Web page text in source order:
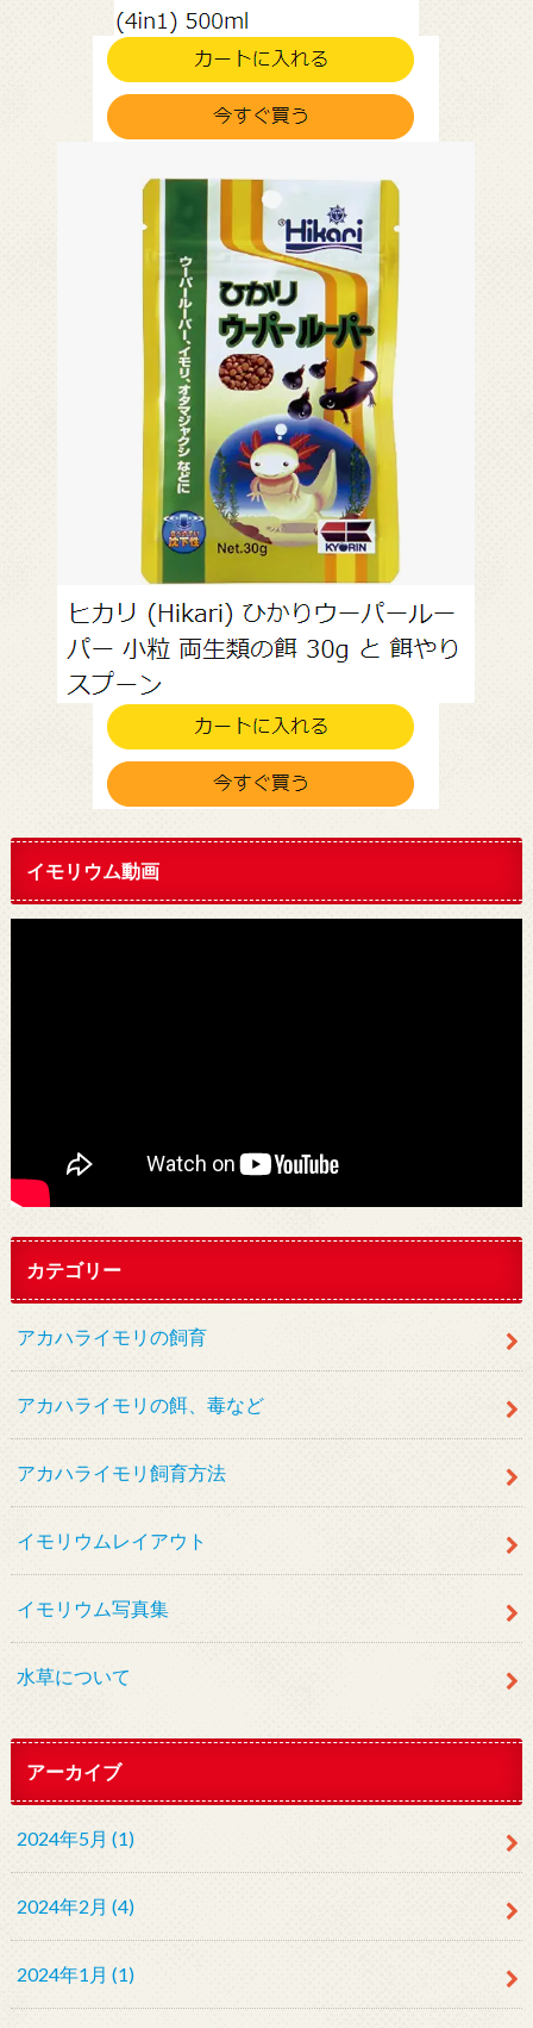
イモリウム動画
カテゴリー
アカハライモリの飼育
アカハライモリの餌、毒など
アカハライモリ飼育方法
イモリウムレイアウト
イモリウム写真集
水草について
アーカイブ
2024年5月 (1)
2024年2月 (4)
2024年1月 (1)